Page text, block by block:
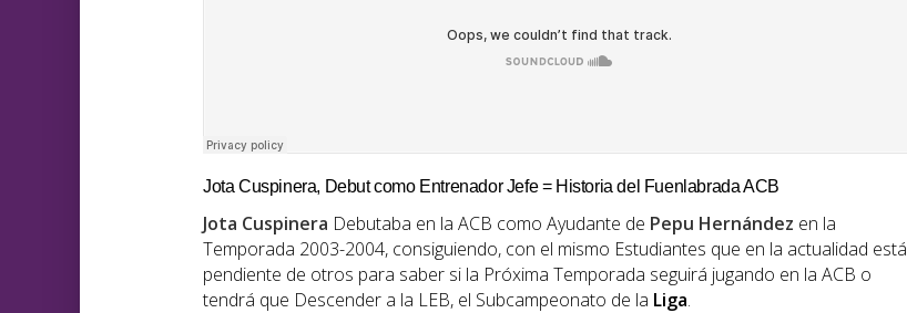
Jota Cuspinera, Debut como Entrenador Jefe = Historia del Fuenlabrada ACB
Jota Cuspinera Debutaba en la ACB como Ayudante de Pepu Hernández en la
Temporada 2003-2004, consiguiendo, con el mismo Estudiantes que en la actualidad está
pendiente de otros para saber si la Próxima Temporada seguirá jugando en la ACB o
tendrá que Descender a la LEB, el Subcampeonato de la Liga.